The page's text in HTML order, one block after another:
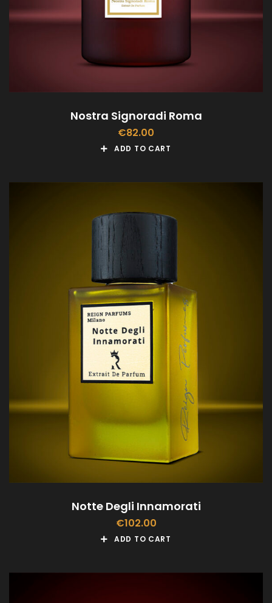
Nostra Signoradi Roma
€82.00
ADD TO CART
Notte Degli Innamorati
€102.00
ADD TO CART